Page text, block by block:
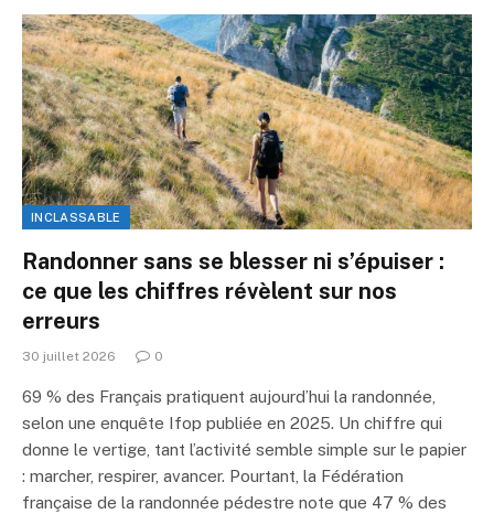
INCLASSABLE
Randonner sans se blesser ni s’épuiser :
ce que les chiffres révèlent sur nos
erreurs
30 juillet 2026 0
69 % des Français pratiquent aujourd’hui la randonnée,
selon une enquête Ifop publiée en 2025. Un chiffre qui
donne le vertige, tant l’activité semble simple sur le papier
: marcher, respirer, avancer. Pourtant, la Fédération
française de la randonnée pédestre note que 47 % des